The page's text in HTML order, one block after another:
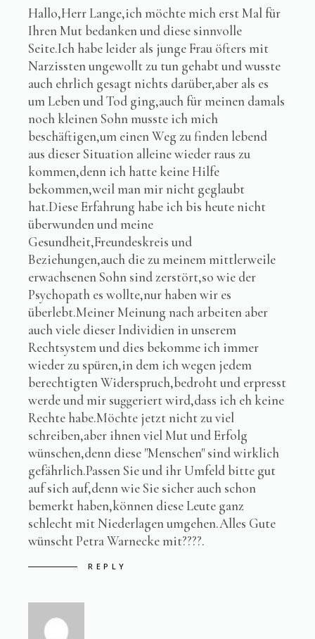
Hallo,Herr Lange,ich möchte mich erst Mal für
Ihren Mut bedanken und diese sinnvolle
Seite.Ich habe leider als junge Frau öfters mit
Narzissten ungewollt zu tun gehabt und wusste
auch ehrlich gesagt nichts darüber,aber als es
um Leben und Tod ging,auch für meinen damals
noch kleinen Sohn musste ich mich
beschäftigen,um einen Weg zu finden lebend
aus dieser Situation alleine wieder raus zu
kommen,denn ich hatte keine Hilfe
bekommen,weil man mir nicht geglaubt
hat.Diese Erfahrung habe ich bis heute nicht
überwunden und meine
Gesundheit,Freundeskreis und
Beziehungen,auch die zu meinem mittlerweile
erwachsenen Sohn sind zerstört,so wie der
Psychopath es wollte,nur haben wir es
überlebt.Meiner Meinung nach arbeiten aber
auch viele dieser Individien in unserem
Rechtsystem und dies bekomme ich immer
wieder zu spüren,in dem ich wegen jedem
berechtigten Widerspruch,bedroht und erpresst
werde und mir suggeriert wird,dass ich eh keine
Rechte habe.Möchte jetzt nicht zu viel
schreiben,aber ihnen viel Mut und Erfolg
wünschen,denn diese "Menschen" sind wirklich
gefährlich.Passen Sie und ihr Umfeld bitte gut
auf sich auf,denn wie Sie sicher auch schon
bemerkt haben,können diese Leute ganz
schlecht mit Niederlagen umgehen.Alles Gute
wünscht Petra Warnecke mit????.
REPLY